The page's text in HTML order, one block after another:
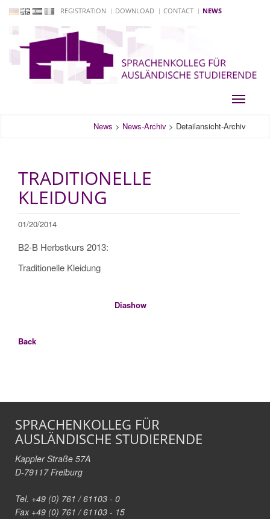
REGISTRATION DOWNLOAD CONTACT NEWS
Toggle
News > News-Archiv > Detailansicht-Archiv
TRADITIONELLE
KLEIDUNG
01/20/2014
B2-B Herbstkurs 2013:
Traditionelle Kleidung
Diashow
Back
SPRACHENKOLLEG FÜR
AUSLÄNDISCHE STUDIERENDE
Kappler Straße 57A
D-79117 Freiburg
Tel. +49 (0) 761 / 61103 - 0
Fax +49 (0) 761 / 61103 - 15